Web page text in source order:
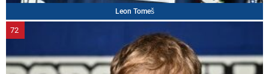
Leon Tomeš
72